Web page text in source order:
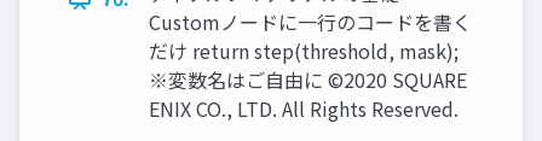
Customノードに一行のコードを書く
だけ return step(threshold, mask);
※変数名はご自由に ©2020 SQUARE
ENIX CO., LTD. All Rights Reserved.